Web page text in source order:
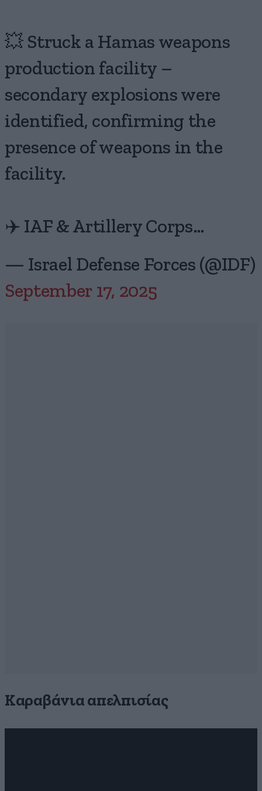
💥 Struck a Hamas weapons
production facility –
secondary explosions were
identified, confirming the
presence of weapons in the
facility.
✈️ IAF & Artillery Corps…
— Israel Defense Forces (@IDF)
September 17, 2025
Καραβάνια απελπισίας